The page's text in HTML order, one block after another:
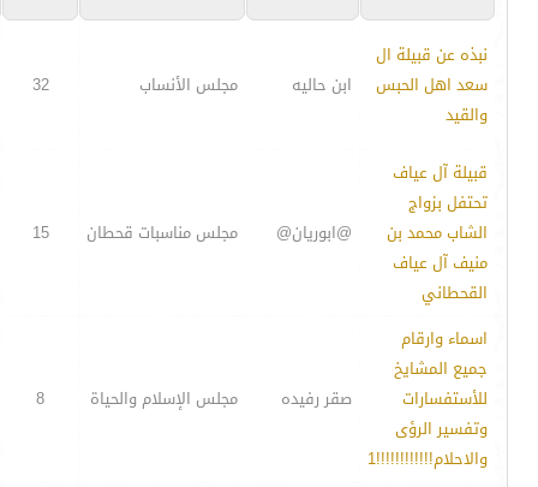
نبذه عن قبيلة ال
سعد اهل الحبس
والقيد
ابن حاليه مجلس الأنساب 32
قبيلة آل عياف
تحتفل بزواج
الشاب محمد بن
منيف آل عياف
القحطاني
@ابوريان@ مجلس مناسبات قحطان 15
اسماء وارقام
جميع المشايخ
للأستفسارات
وتفسير الرؤى
والاحلام!!!!!!!!!!!!1
صقر رفيده مجلس الإسلام والحياة 8